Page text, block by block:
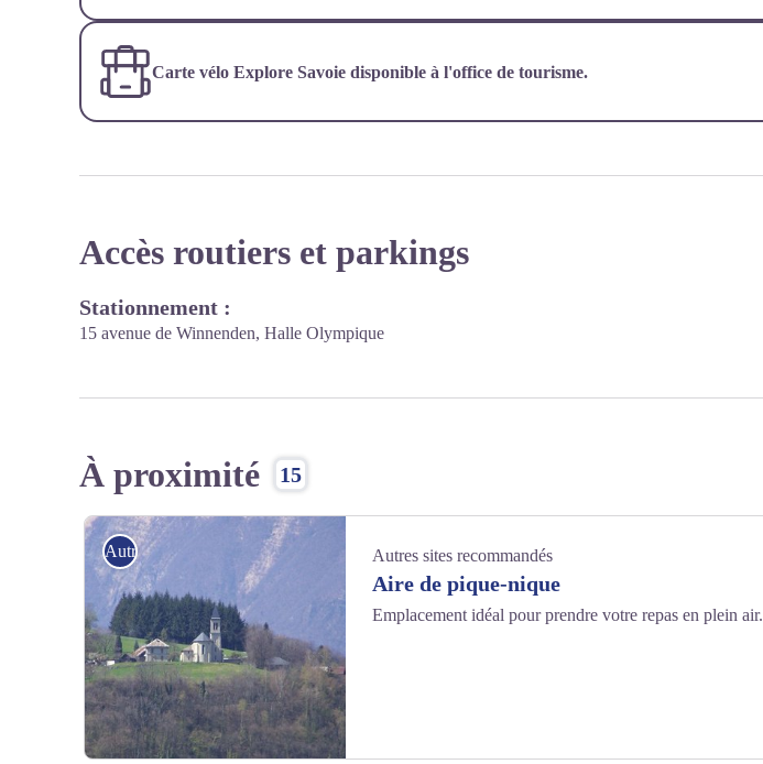
Carte vélo Explore Savoie disponible à l'office de tourisme.
Accès routiers et parkings
Stationnement :
15 avenue de Winnenden, Halle Olympique
À proximité 15
Autres sites recommandés Autres sites recommandés
Aire de pique-nique
Emplacement idéal pour prendre votre repas en plein air.